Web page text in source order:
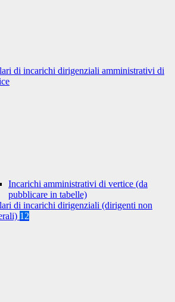
di incarichi dirigenziali amministrativi di
Incarichi amministrativi di vertice (da
pubblicare in tabelle)
di incarichi dirigenziali (dirigenti non
12